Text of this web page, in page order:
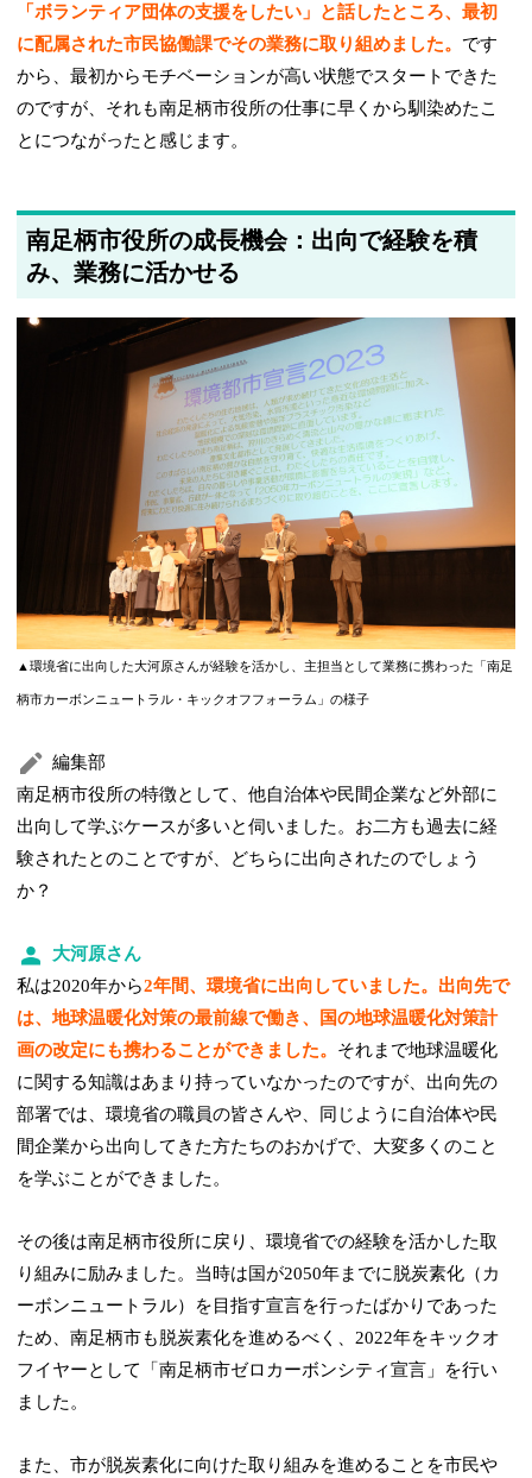
「ボランティア団体の支援をしたい」と話したところ、最初
に配属された市民協働課でその業務に取り組めました。 です
から、最初からモチベーションが高い状態でスタートできた
のですが、それも南足柄市役所の仕事に早くから馴染めたこ
とにつながったと感じます。
南足柄市役所の成長機会：出向で経験を積
み、業務に活かせる
▲環境省に出向した大河原さんが経験を活かし、主担当として業務に携わった「南足
柄市カーボンニュートラル・キックオフフォーラム」の様子
編集部
南足柄市役所の特徴として、他自治体や民間企業など外部に
出向して学ぶケースが多いと伺いました。お二方も過去に経
験されたとのことですが、どちらに出向されたのでしょう
か？
大河原さん
私は2020年から2年間、環境省に出向していました。出向先で
は、地球温暖化対策の最前線で働き、国の地球温暖化対策計
画の改定にも携わることができました。 それまで地球温暖化
に関する知識はあまり持っていなかったのですが、出向先の
部署では、環境省の職員の皆さんや、同じように自治体や民
間企業から出向してきた方たちのおかげで、大変多くのこと
を学ぶことができました。
その後は南足柄市役所に戻り、環境省での経験を活かした取
り組みに励みました。当時は国が2050年までに脱炭素化（カ
ーボンニュートラル）を目指す宣言を行ったばかりであった
ため、南足柄市も脱炭素化を進めるべく、2022年をキックオ
フイヤーとして「南足柄市ゼロカーボンシティ宣言」を行い
ました。
また、市が脱炭素化に向けた取り組みを進めることを市民や